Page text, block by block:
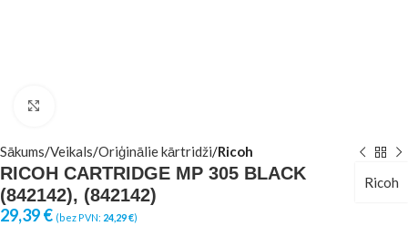
Sākums Veikals Oriģinālie kārtridži Ricoh
RICOH CARTRIDGE MP 305 BLACK
(842142), (842142)
Ricoh
29,39€ (bez PVN: 24,29€)